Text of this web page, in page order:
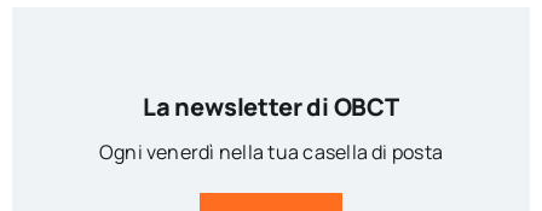
La newsletter di OBCT
Ogni venerdì nella tua casella di posta